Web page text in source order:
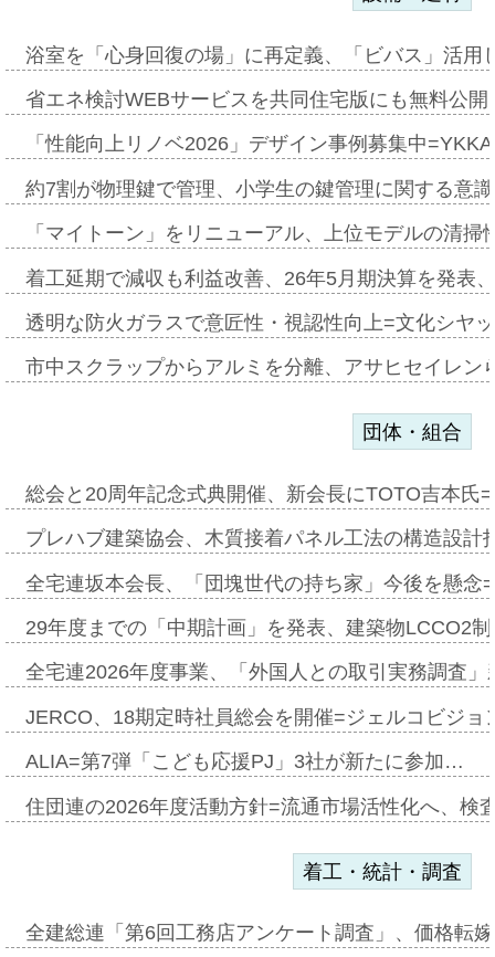
浴室を「心身回復の場」に再定義、「ビバス」活
省エネ検討WEBサービスを共同住宅版にも無料公
「性能向上リノベ2026」デザイン事例募集中
約7割が物理鍵で管理、小学生の鍵管理に関する意
「マイトーン」をリニューアル、上位モデルの清
着工延期で減収も利益改善、26年5月期決算を発表
透明な防火ガラスで意匠性・視認性向上=文化シヤ
市中スクラップからアルミを分離、アサヒセイレ
団体・組合
総会と20周年記念式典開催、新会長にTOTO吉本氏
プレハブ建築協会、木質接着パネル工法の構造設
全宅連坂本会長、「団塊世代の持ち家」今後を懸
29年度までの「中期計画」を発表、建築物LCCO2
全宅連2026年度事業、「外国人との取引実務調査
JERCO、18期定時社員総会を開催=ジェルコビジ
ALIA=第7弾「こども応援PJ」3社が新たに参加…
住団連の2026年度活動方針=流通市場活性化へ、検
着工・統計・調査
全建総連「第6回工務店アンケート調査」、価格転